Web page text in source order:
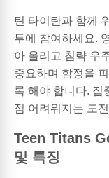
틴 타이탄과 함께
투에 참여하세요.
아 올리고 침략 우
중요하며 함정을
록 해야 합니다. 집
점 어려워지는 도
Teen Titans
및 특징